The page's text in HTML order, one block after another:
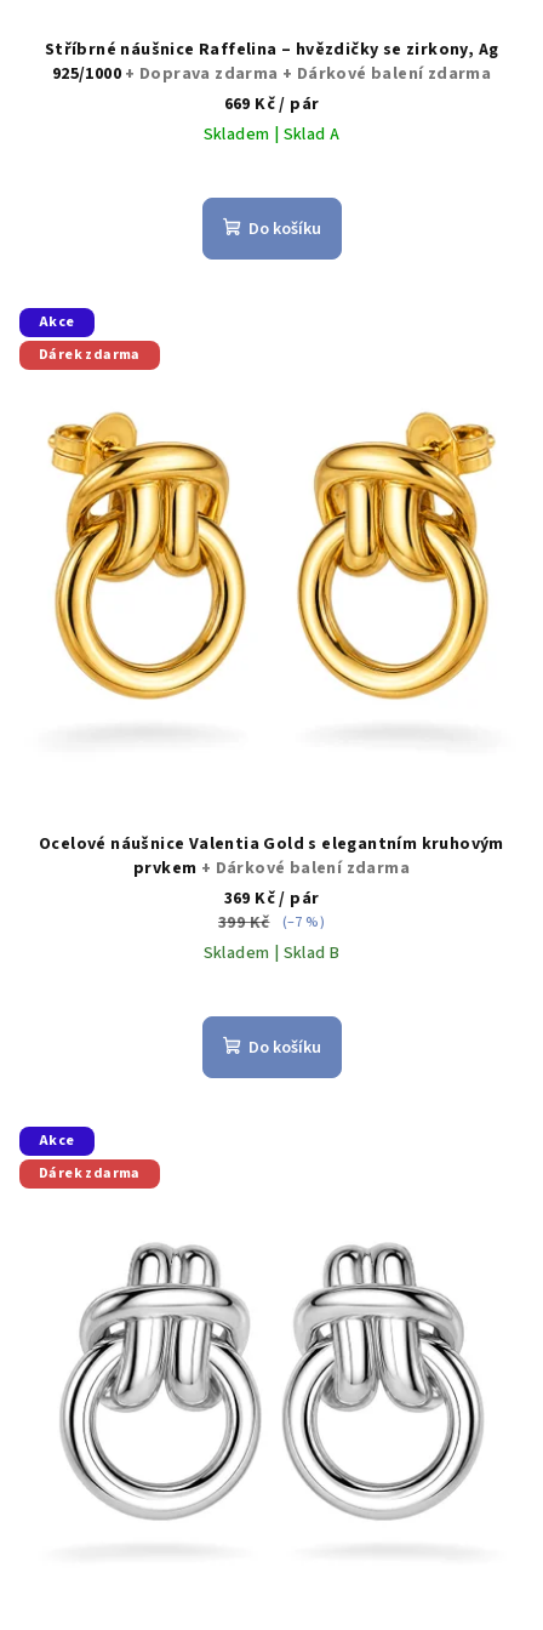
Stříbrné náušnice Raffelina – hvězdičky se zirkony, Ag
925/1000 + Doprava zdarma + Dárkové balení zdarma
669 Kč/ pár
Skladem | Sklad A
Do košíku
Akce
Dárek zdarma
Ocelové náušnice Valentia Gold s elegantním kruhovým
prvkem + Dárkové balení zdarma
369 Kč/ pár
399 Kč
(–7 %)
Skladem | Sklad B
Do košíku
Akce
Dárek zdarma